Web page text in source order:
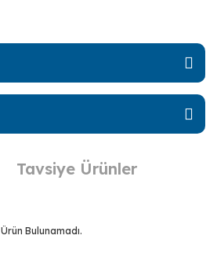
Tavsiye Ürünler
Ürün Bulunamadı.